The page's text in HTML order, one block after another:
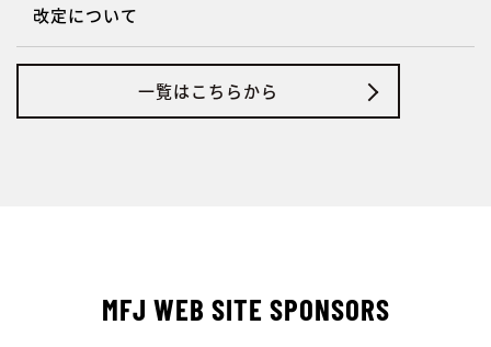
改定について
一覧はこちらから
MFJ WEB SITE SPONSORS